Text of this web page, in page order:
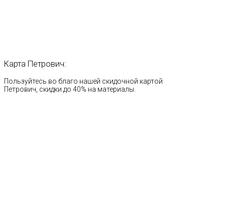
Карта Петрович:
Пользуйтесь во благо нашей скидочной картой
Петрович, скидки до 40% на материалы.